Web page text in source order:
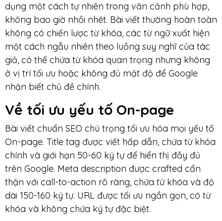
dụng một cách tự nhiên trong văn cảnh phù hợp,
không bao giờ nhồi nhét. Bài viết thường hoàn toàn
không có chiến lược từ khóa, các từ ngữ xuất hiện
một cách ngẫu nhiên theo luồng suy nghĩ của tác
giả, có thể chứa từ khóa quan trọng nhưng không
ở vị trí tối ưu hoặc không đủ mật độ để Google
nhận biết chủ đề chính.
Về tối ưu yếu tố On-page
Bài viết chuẩn SEO chú trọng tối ưu hóa mọi yếu tố
On-page. Title tag được viết hấp dẫn, chứa từ khóa
chính và giới hạn 50-60 ký tự để hiển thị đầy đủ
trên Google. Meta description được crafted cẩn
thận với call-to-action rõ ràng, chứa từ khóa và độ
dài 150-160 ký tự. URL được tối ưu ngắn gọn, có từ
khóa và không chứa ký tự đặc biệt.